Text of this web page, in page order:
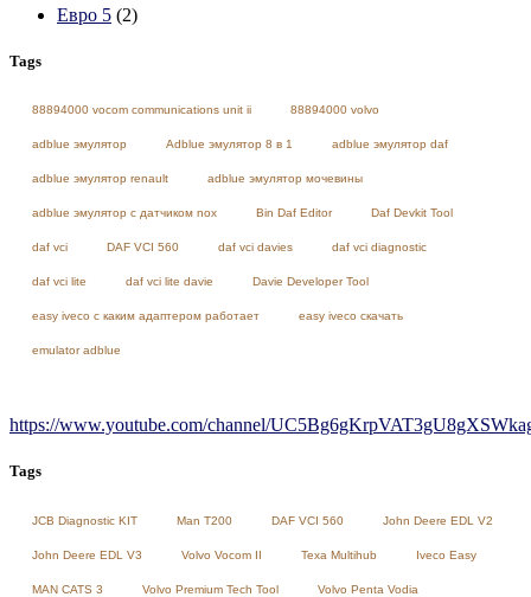
Евро 5 (2)
Tags
88894000 vocom communications unit ii 88894000 volvo
adblue эмулятор Adblue эмулятор 8 в 1 adblue эмулятор daf
adblue эмулятор renault adblue эмулятор мочевины
adblue эмулятор с датчиком nox Bin Daf Editor Daf Devkit Tool
daf vci DAF VCI 560 daf vci davies daf vci diagnostic
daf vci lite daf vci lite davie Davie Developer Tool
easy iveco с каким адаптером работает easy iveco скачать
emulator adblue
https://www.youtube.com/channel/
Tags
JCB Diagnostic KIT Man T200 DAF VCI 560 John Deere EDL V2
John Deere EDL V3 Volvo Vocom II Texa Multihub Iveco Easy
MAN CATS 3 Volvo Premium Tech Tool Volvo Penta Vodia